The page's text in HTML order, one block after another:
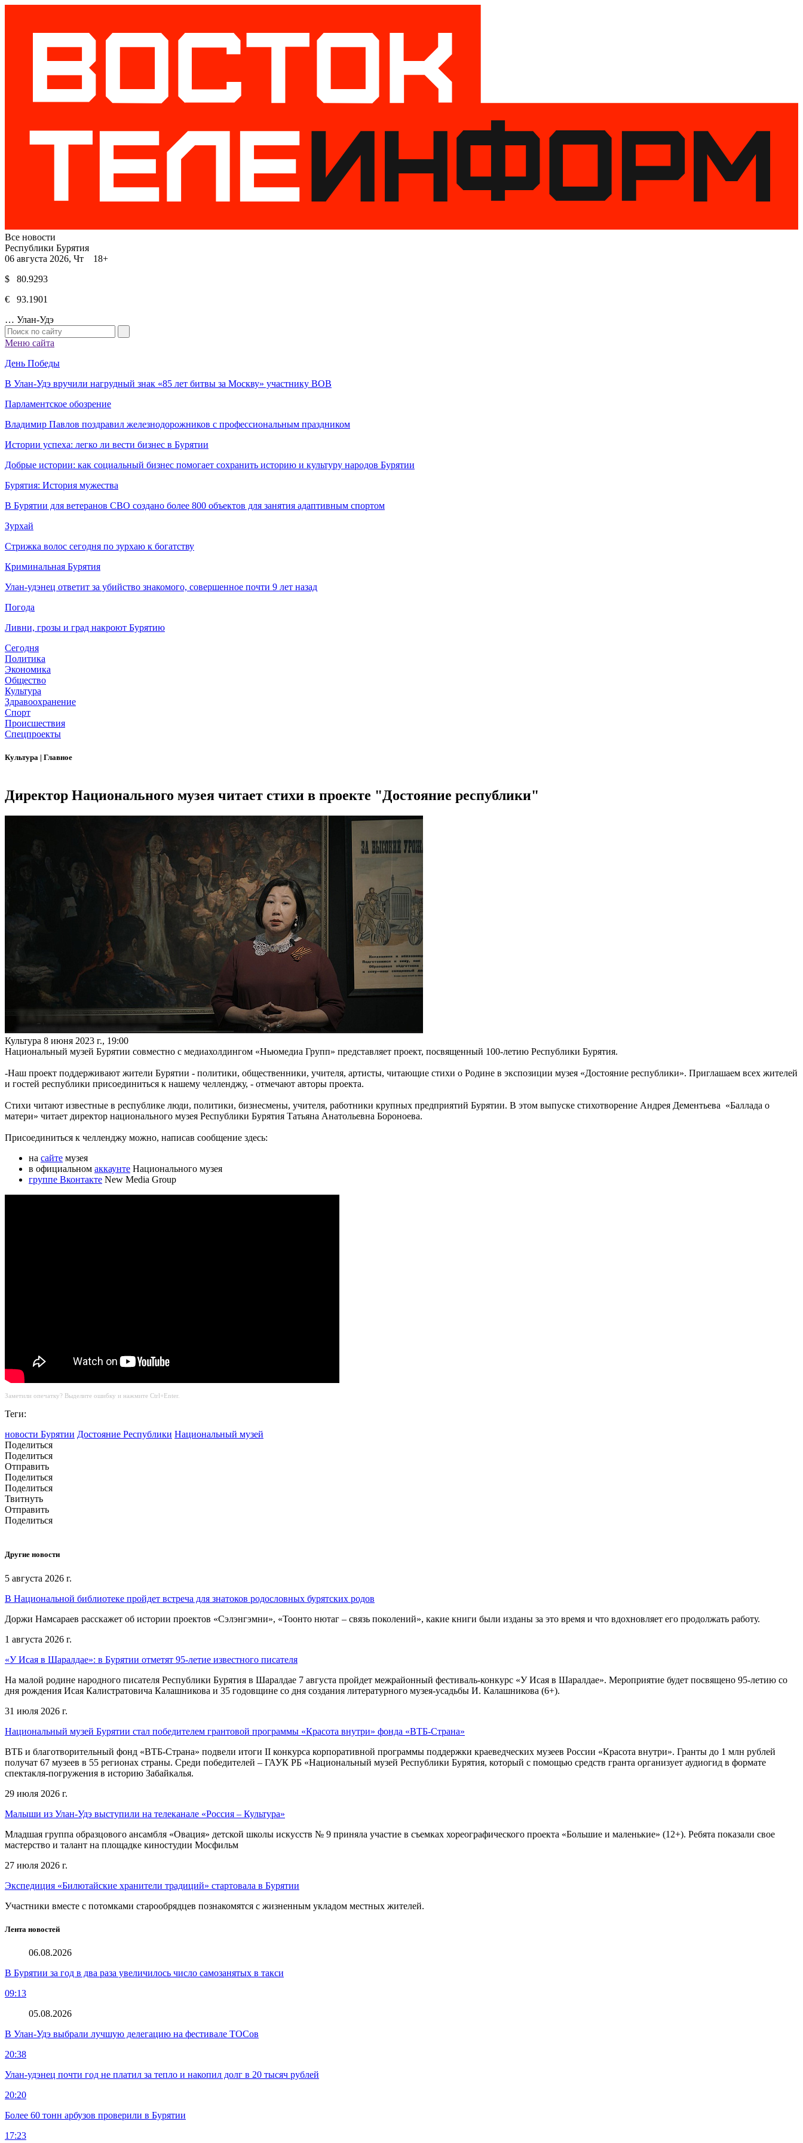
Все новости
Республики Бурятия
06 августа 2026, Чт 18+
$ 80.9293
€ 93.1901
… Улан-Удэ
Меню сайта
День Победы
В Улан-Удэ вручили нагрудный знак «85 лет битвы за Москву» участнику ВОВ
Парламентское обозрение
Владимир Павлов поздравил железнодорожников с профессиональным праздником
Истории успеха: легко ли вести бизнес в Бурятии
Добрые истории: как социальный бизнес помогает сохранить историю и культуру народов Бурятии
Бурятия: История мужества
В Бурятии для ветеранов СВО создано более 800 объектов для занятия адаптивным спортом
Зурхай
Стрижка волос сегодня по зурхаю к богатству
Криминальная Бурятия
Улан-удэнец ответит за убийство знакомого, совершенное почти 9 лет назад
Погода
Ливни, грозы и град накроют Бурятию
Сегодня
Политика
Экономика
Общество
Культура
Здравоохранение
Спорт
Происшествия
Спецпроекты
Культура | Главное
Директор Национального музея читает стихи в проекте "Достояние республики"
Культура 8 июня 2023 г., 19:00
Национальный музей Бурятии совместно с медиахолдингом «Ньюмедиа Групп» представляет проект, посвященный 100-летию Республики Бурятия.
-Наш проект поддерживают жители Бурятии - политики, общественники, учителя, артисты, читающие стихи о Родине в экспозиции музея «Достояние республики». Приглашаем всех жителей
и гостей республики присоединиться к нашему челленджу, - отмечают авторы проекта.
Стихи читают известные в республике люди, политики, бизнесмены, учителя, работники крупных предприятий Бурятии. В этом выпуске стихотворение Андрея Дементьева «Баллада о
матери» читает директор национального музея Республики Бурятия Татьяна Анатольевна Бороноева.
Присоединиться к челленджу можно, написав сообщение здесь:
на сайте музея
в официальном аккаунте Национального музея
группе Вконтакте New Media Group
Заметили опечатку? Выделите ошибку и нажмите Ctrl+Enter.
Теги:
новости Бурятии Достояние Республики Национальный музей
Поделиться
Поделиться
Отправить
Поделиться
Поделиться
Твитнуть
Отправить
Поделиться
Другие новости
5 августа 2026 г.
В Национальной библиотеке пройдет встреча для знатоков родословных бурятских родов
Доржи Намсараев расскажет об истории проектов «Сэлэнгэмни», «Тоонто нютаг – связь поколений», какие книги были изданы за это время и что вдохновляет его продолжать работу.
1 августа 2026 г.
«У Исая в Шаралдае»: в Бурятии отметят 95-летие известного писателя
На малой родине народного писателя Республики Бурятия в Шаралдае 7 августа пройдет межрайонный фестиваль-конкурс «У Исая в Шаралдае». Мероприятие будет посвящено 95-летию со
дня рождения Исая Калистратовича Калашникова и 35 годовщине со дня создания литературного музея-усадьбы И. Калашникова (6+).
31 июля 2026 г.
Национальный музей Бурятии стал победителем грантовой программы «Красота внутри» фонда «ВТБ-Страна»
ВТБ и благотворительный фонд «ВТБ-Страна» подвели итоги II конкурса корпоративной программы поддержки краеведческих музеев России «Красота внутри». Гранты до 1 млн рублей
получат 67 музеев в 55 регионах страны. Среди победителей – ГАУК РБ «Национальный музей Республики Бурятия, который с помощью средств гранта организует аудиогид в формате
спектакля-погружения в историю Забайкалья.
29 июля 2026 г.
Малыши из Улан-Удэ выступили на телеканале «Россия – Культура»
Младшая группа образцового ансамбля «Овация» детской школы искусств № 9 приняла участие в съемках хореографического проекта «Большие и маленькие» (12+). Ребята показали свое
мастерство и талант на площадке киностудии Мосфильм
27 июля 2026 г.
Экспедиция «Билютайские хранители традиций» стартовала в Бурятии
Участники вместе с потомками старообрядцев познакомятся с жизненным укладом местных жителей.
Лента новостей
06.08.2026
В Бурятии за год в два раза увеличилось число самозанятых в такси
09:13
05.08.2026
В Улан-Удэ выбрали лучшую делегацию на фестивале ТОСов
20:38
Улан-удэнец почти год не платил за тепло и накопил долг в 20 тысяч рублей
20:20
Более 60 тонн арбузов проверили в Бурятии
17:23